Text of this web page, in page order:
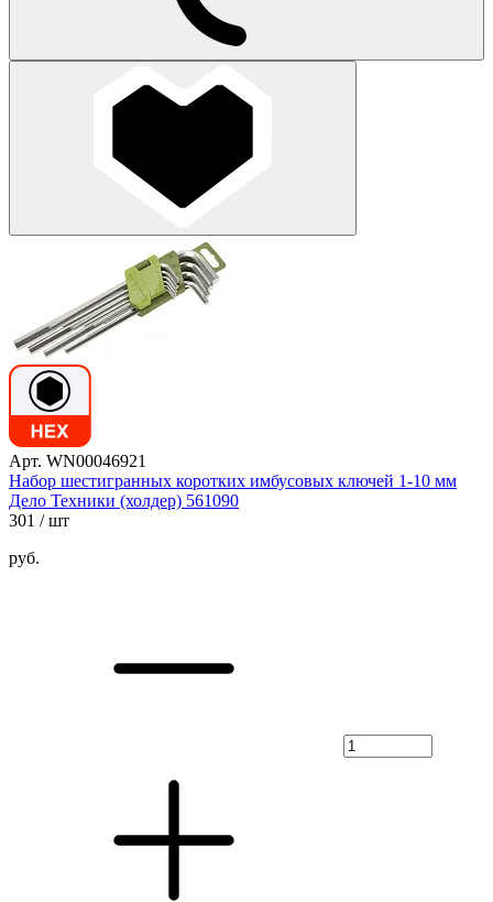
Арт. WN00046921
Набор шестигранных коротких имбусовых ключей 1-10 мм
Дело Техники (холдер) 561090
301 / шт
руб.